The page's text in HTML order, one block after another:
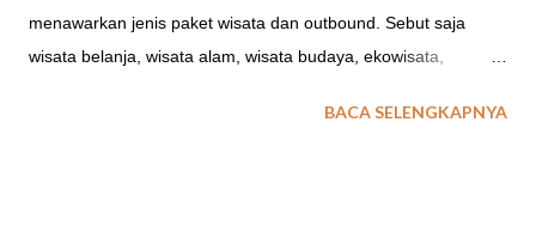
menawarkan jenis paket wisata dan outbound. Sebut saja
wisata belanja, wisata alam, wisata budaya, ekowisata,
Bandung; bahkan banyak yang belum tergali. Untuk kegiatan
BACA SELENGKAPNYA